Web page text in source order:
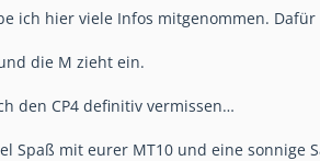
ich hier viele Infos mitgenommen. Dafür
die M zieht ein.
den CP4 definitiv vermissen…
Spaß mit eurer MT10 und eine sonnige